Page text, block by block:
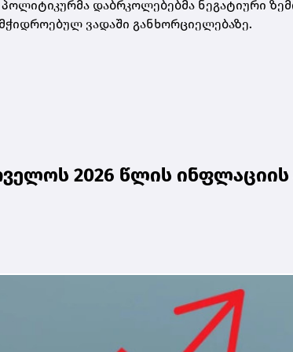
პოლიტიკურმა დაბრკოლებებმა ნეგატიური
ვადაში განხორციელებაზე.
2026 წლის